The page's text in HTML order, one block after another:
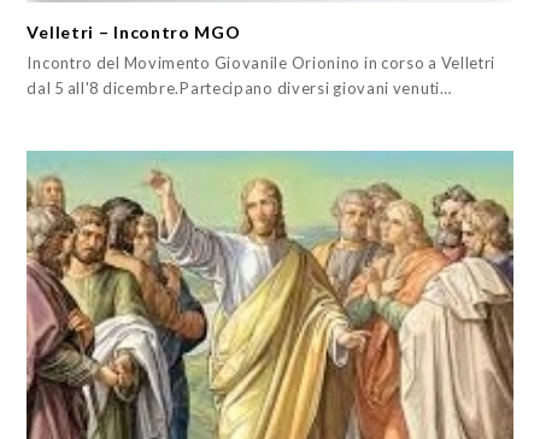
Velletri – Incontro MGO
Incontro del Movimento Giovanile Orionino in corso a Velletri
dal 5 all'8 dicembre.Partecipano diversi giovani venuti…